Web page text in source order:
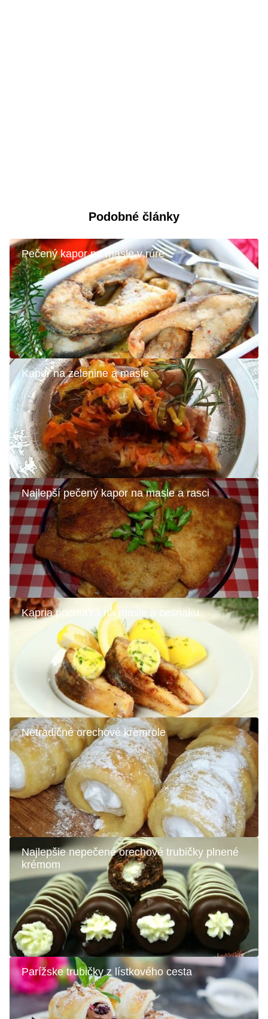
Podobné články
Pečený kapor na masle v rúre
Kapor na zelenine a masle
Najlepší pečený kapor na masle a rasci
Kapria pochúťka na masle a cesnaku
Netradičné orechové kremrole
Najlepšie nepečené orechové trubičky plnené
krémom
Parížske trubičky z lístkového cesta